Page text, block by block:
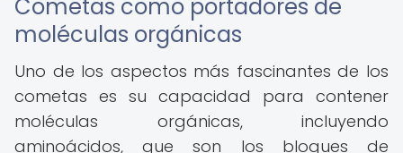
Cometas como portadores de
moléculas orgánicas
Uno de los aspectos más fascinantes de los
cometas es su capacidad para contener
moléculas orgánicas, incluyendo
aminoácidos, que son los bloques de